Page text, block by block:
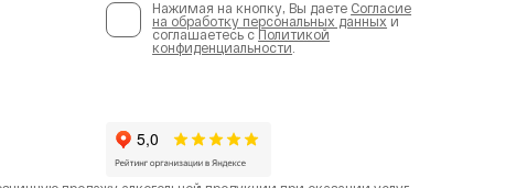
Нажимая на кнопку, Вы даете Согласие
на обработку персональных данных и
соглашаетесь с Политикой
конфиденциальности.